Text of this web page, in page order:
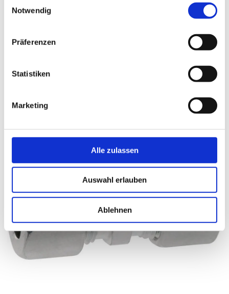
Notwendig
Präferenzen
Statistiken
Marketing
Alle zulassen
Auswahl erlauben
Ablehnen